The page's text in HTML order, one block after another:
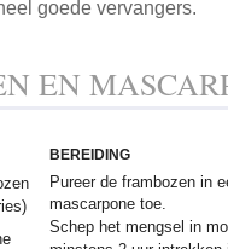
goede vervangers.
EN
BEREIDING
Pureer de frambozen in
mascarpone toe.
Schep het mengsel in